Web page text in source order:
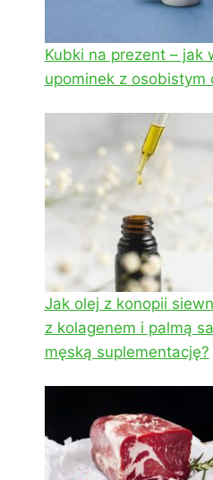
Kubki na prezent – jak
upominek z osobistym
Jak olej z konopii
z kolagenem i palmą
męską suplementację?